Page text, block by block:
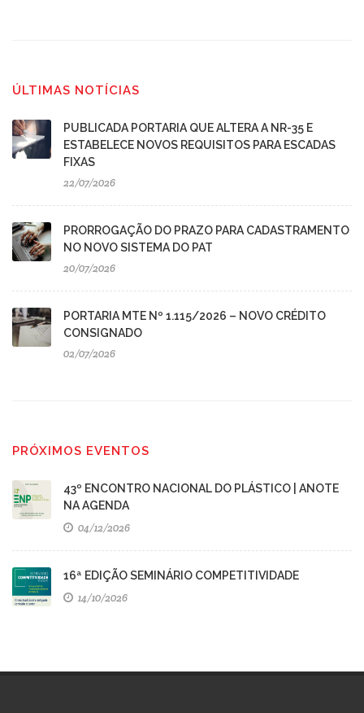
ÚLTIMAS NOTÍCIAS
PUBLICADA PORTARIA QUE ALTERA A NR-35 E
ESTABELECE NOVOS REQUISITOS PARA ESCADAS
FIXAS
22/07/2026
PRORROGAÇÃO DO PRAZO PARA CADASTRAMENTO
NO NOVO SISTEMA DO PAT
20/07/2026
PORTARIA MTE Nº 1.115/2026 – NOVO CRÉDITO
CONSIGNADO
02/07/2026
PRÓXIMOS EVENTOS
43º ENCONTRO NACIONAL DO PLÁSTICO | ANOTE
NA AGENDA
04/12/2026
16ª EDIÇÃO SEMINÁRIO COMPETITIVIDADE
14/10/2026